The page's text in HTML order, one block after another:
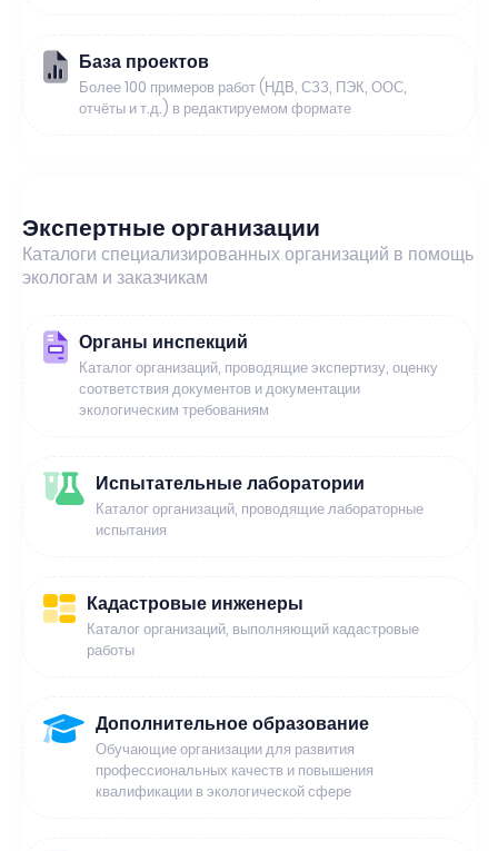
База проектов
Более 100 примеров работ (НДВ, СЗЗ, ПЭК, ООС,
отчёты и т.д.) в редактируемом формате
Экспертные организации
Каталоги специализированных организаций в помощь
экологам и заказчикам
Органы инспекций
Каталог организаций, проводящие экспертизу, оценку
соответствия документов и документации
экологическим требованиям
Испытательные лаборатории
Каталог организаций, проводящие лабораторные
испытания
Кадастровые инженеры
Каталог организаций, выполняющий кадастровые
работы
Дополнительное образование
Обучающие организации для развития
профессиональных качеств и повышения
квалификации в экологической сфере